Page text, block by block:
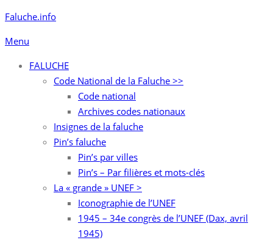
Aller
contenu
Faluche.info
Menu
FALUCHE
Code National de la Faluche >>
Code national
Archives codes nationaux
Insignes de la faluche
Pin’s faluche
Pin’s par villes
Pin’s – Par filières et mots-clés
La « grande » UNEF >
Iconographie de l’UNEF
1945 – 34e congrès de l’UNEF (Dax, avril
1945)